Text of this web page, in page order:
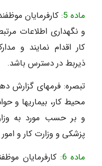
ماده 5:
کارفرمایان
و نگهداری اطلاعات
کار اقدام نمایند و
ذیربط در دسترس باشد.
تبصره: فرمهای
محیط کار، بیماریها و
و بر حسب مورد به
پزشکی و وزارت کار و
ماده 6:
کارفرمایان